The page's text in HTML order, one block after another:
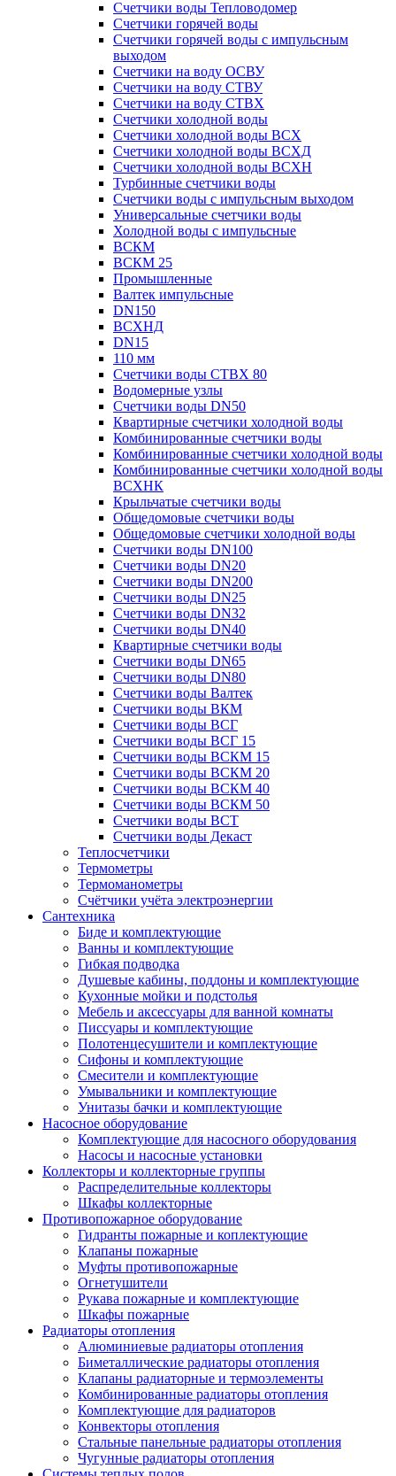
Счетчики воды Тепловодомер
Счетчики горячей воды
Счетчики горячей воды с импульсным
выходом
Счетчики на воду ОСВУ
Счетчики на воду СТВУ
Счетчики на воду СТВХ
Счетчики холодной воды
Счетчики холодной воды ВСХ
Счетчики холодной воды ВСХД
Счетчики холодной воды ВСХН
Турбинные счетчики воды
Счетчики воды с импульсным выходом
Универсальные счетчики воды
Холодной воды с импульсные
ВСКМ
ВСКМ 25
Промышленные
Валтек импульсные
DN150
ВСХНД
DN15
110 мм
Счетчики воды СТВХ 80
Водомерные узлы
Счетчики воды DN50
Квартирные счетчики холодной воды
Комбинированные счетчики воды
Комбинированные счетчики холодной воды
Комбинированные счетчики холодной воды
ВСХНК
Крыльчатые счетчики воды
Общедомовые счетчики воды
Общедомовые счетчики холодной воды
Счетчики воды DN100
Счетчики воды DN20
Счетчики воды DN200
Счетчики воды DN25
Счетчики воды DN32
Счетчики воды DN40
Квартирные счетчики воды
Счетчики воды DN65
Счетчики воды DN80
Счетчики воды Валтек
Счетчики воды ВКМ
Счетчики воды ВСГ
Счетчики воды ВСГ 15
Счетчики воды ВСКМ 15
Счетчики воды ВСКМ 20
Счетчики воды ВСКМ 40
Счетчики воды ВСКМ 50
Счетчики воды ВСТ
Счетчики воды Декаст
Теплосчетчики
Термометры
Термоманометры
Счётчики учёта электроэнергии
Сантехника
Биде и комплектующие
Ванны и комплектующие
Гибкая подводка
Душевые кабины, поддоны и комплектующие
Кухонные мойки и подстолья
Мебель и аксессуары для ванной комнаты
Писсуары и комплектующие
Полотенцесушители и комплектующие
Сифоны и комплектующие
Смесители и комплектующие
Умывальники и комплектующие
Унитазы бачки и комплектующие
Насосное оборудование
Комплектующие для насосного оборудования
Насосы и насосные установки
Коллекторы и коллекторные группы
Распределительные коллекторы
Шкафы коллекторные
Противопожарное оборудование
Гидранты пожарные и коплектующие
Клапаны пожарные
Муфты противопожарные
Огнетушители
Рукава пожарные и комплектующие
Шкафы пожарные
Радиаторы отопления
Алюминиевые радиаторы отопления
Биметаллические радиаторы отопления
Клапаны радиаторные и термоэлементы
Комбинированные радиаторы отопления
Комплектующие для радиаторов
Конвекторы отопления
Стальные панельные радиаторы отопления
Чугунные радиаторы отопления